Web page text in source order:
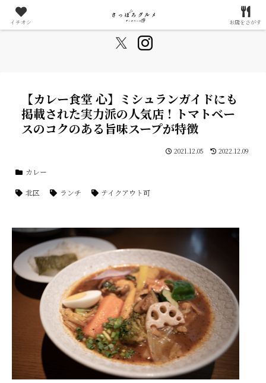
札幌が好きすぎる20代夫婦によるグルメ情報まとめサイト
【カレー食堂 心】ミシュランガイドにも
掲載された実力派の人気店！トマトベー
スのコクのある旨味スープが特徴
2021.12.05 2022.12.09
カレー
北区 ランチ テイクアウト可
イチオシ お店をさがす